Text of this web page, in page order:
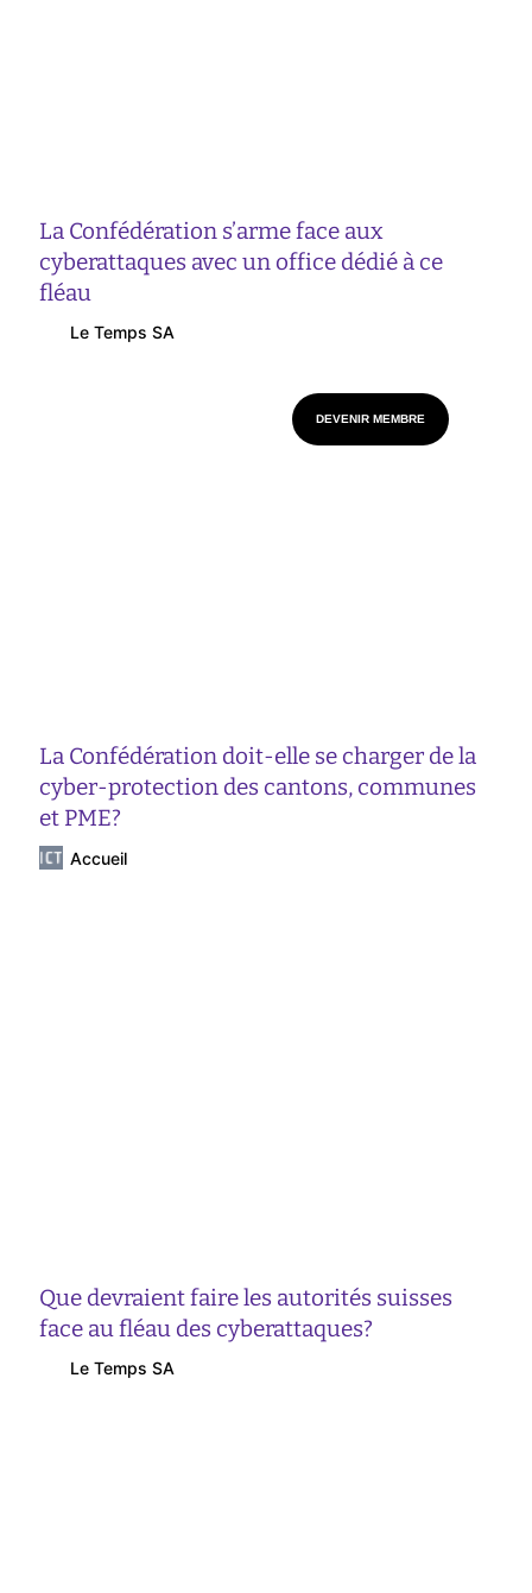
La Confédération s’arme face aux
cyberattaques avec un office dédié à ce
fléau
Le Temps SA
La Confédération doit-elle se charger de la
cyber-protection des cantons, communes
et PME?
Accueil
Que devraient faire les autorités suisses
face au fléau des cyberattaques?
Le Temps SA
DEVENIR MEMBRE